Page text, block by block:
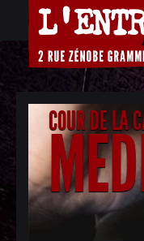
COUR DE LA